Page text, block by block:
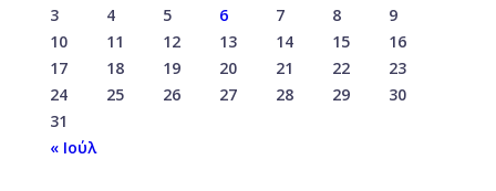
3
4 5 6 7 8
9
10
11 12 13 14 15
16
17
18 19 20 21 22
23
24
25 26 27 28 29
30
31
« Ιούλ